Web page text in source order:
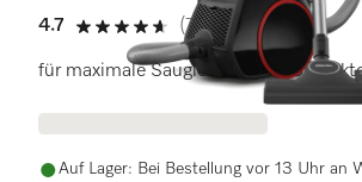
4.7
4.7 Sterne von 5
(77 Bewertungen)
für maximale Saugleistung in
Auf Lager: Bei Bestellung vor 13 Uhr an